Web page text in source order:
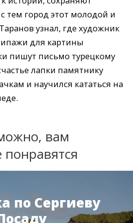
тем город этот молодой и
узнал, где художник
для картины
пишут письмо турецкому
лапки памятнику
и научился кататься на
вам
понравятся
по Сергиеву